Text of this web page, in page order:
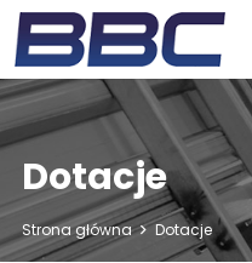
Dotacje
Strona główna Dotacje